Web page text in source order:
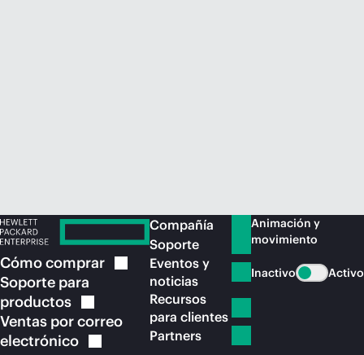
Cómocomprar
Soporte para
productos
Ventas por correo
electrónico
Compañía
Soporte
Eventos y
noticias
Recursos
para clientes
Partners
Animación y
movimiento
Inactivo Activo